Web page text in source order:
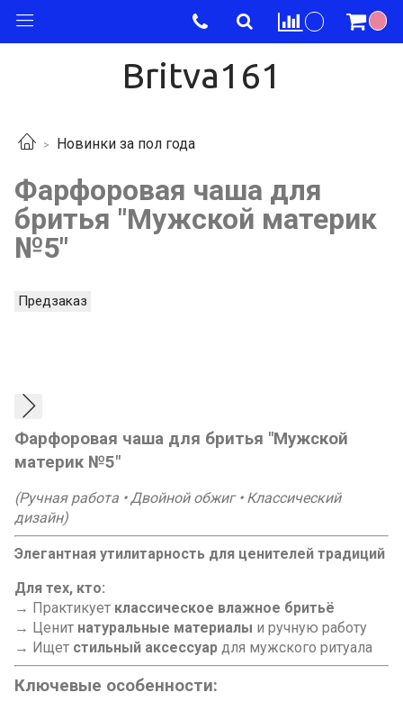
Britva161
Новинки за пол года
Фарфоровая чаша для
бритья "Мужской материк
№5"
Предзаказ
Фарфоровая чаша для бритья "Мужской
материк №5"
(Ручная работа • Двойной обжиг • Классический
дизайн)
Элегантная утилитарность для ценителей традиций
Для тех, кто:
→ Практикует классическое влажное бритьё
→ Ценит натуральные материалы и ручную работу
→ Ищет стильный аксессуар для мужского ритуала
Ключевые особенности: